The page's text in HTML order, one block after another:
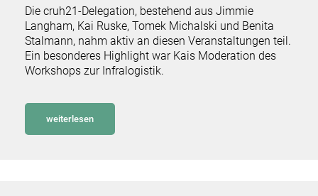
Die cruh21-Delegation, bestehend aus Jimmie
Langham, Kai Ruske, Tomek Michalski und Benita
Stalmann, nahm aktiv an diesen Veranstaltungen teil.
Ein besonderes Highlight war Kais Moderation des
Workshops zur Infralogistik.
weiterlesen